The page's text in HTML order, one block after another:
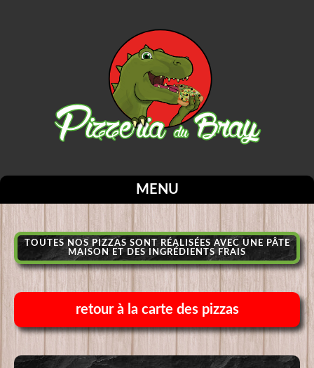
MENU
TOUTES NOS PIZZAS SONT RÉALISÉES AVEC UNE PÂTE
MAISON ET DES INGRÉDIENTS FRAIS
retour à la carte des pizzas